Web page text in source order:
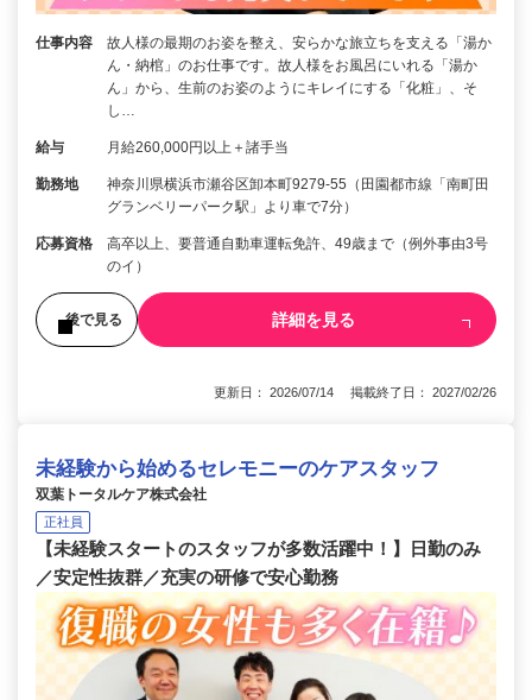
仕事内容
故人様の最期のお姿を整え、安らかな旅立ちを支える「湯か
ん・納棺」のお仕事です。故人様をお風呂にいれる「湯か
ん」から、生前のお姿のようにキレイにする「化粧」、そ
し…
給与 月給260,000円以上＋諸手当
勤務地
神奈川県横浜市瀬谷区卸本町9279-55（田園都市線「南町田
グランベリーパーク駅」より車で7分）
応募資格
高卒以上、要普通自動車運転免許、49歳まで（例外事由3号
のイ）
後で見る 詳細を見る
更新日： 2026/07/14 掲載終了日： 2027/02/26
未経験から始めるセレモニーのケアスタッフ
双葉トータルケア株式会社
正社員
【未経験スタートのスタッフが多数活躍中！】日勤のみ
／安定性抜群／充実の研修で安心勤務